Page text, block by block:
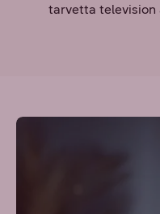
tarvetta television